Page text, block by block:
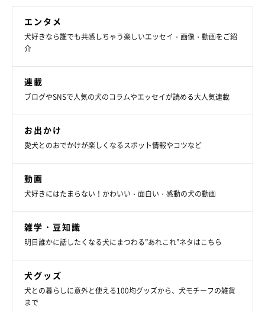
柴距離を発動することもあるロペさんだけれど、飼い主さんや旦
で見てくることも。そんな表情で見つめられたら…出かけられな
くなっちゃう！
エンタメ
犬好きなら誰でも共感しちゃう楽しいエッセイ・画像・動画をご紹
介
連載
ブログやSNSで人気の犬のコラムやエッセイが読める大人気連載
お出かけ
愛犬とのおでかけが楽しくなるスポット情報やコツなど
動画
犬好きにはたまらない！かわいい・面白い・感動の犬の動画
雑学・豆知識
明日誰かに話したくなる犬にまつわる”あれこれ”ネタはこちら
犬グッズ
犬との暮らしに意外と使える100均グッズから、犬モチーフの雑貨
まで